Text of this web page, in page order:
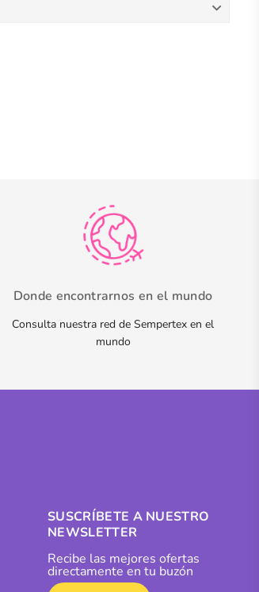
Donde encontrarnos en el mundo
Consulta nuestra red de Sempertex en el
mundo
SUSCRÍBETE A NUESTRO
NEWSLETTER
Recibe las mejores ofertas
directamente en tu buzón